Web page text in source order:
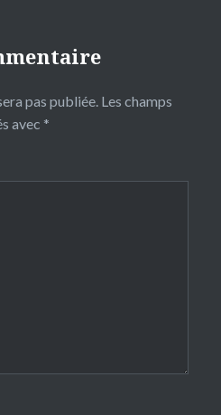
pas publiée. Les champs
avec *